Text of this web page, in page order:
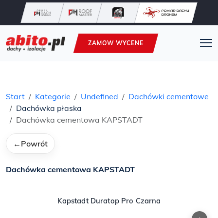
ZAMOW WYCENE
Start Kategorie Undefined
Dachówki cementowe
Dachówka płaska
Dachówka cementowa KAPSTADT
← Powrót
Dachówka cementowa KAPSTADT
Kapstadt Duratop Pro Czarna